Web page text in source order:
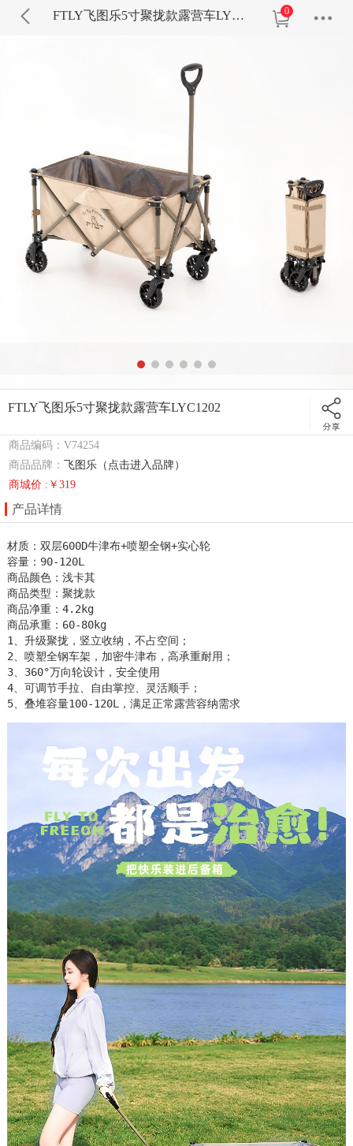
FTLY飞图乐5寸聚拢款露营车LYC1202 0
FTLY飞图乐5寸聚拢款露营车LYC1202
商品编码：V74254
商品品牌：飞图乐（点击进入品牌）
商城价 :￥319
产品详情
材质：双层600D牛津布+喷塑全钢+实心轮
容量：90-120L
商品颜色：浅卡其
商品类型：聚拢款
商品净重：4.2kg
商品承重：60-80kg
1、升级聚拢，竖立收纳，不占空间；
2、喷塑全钢车架，加密牛津布，高承重耐用；
3、360°万向轮设计，安全使用
4、可调节手拉、自由掌控、灵活顺手；
5、叠堆容量100-120L，满足正常露营容纳需求